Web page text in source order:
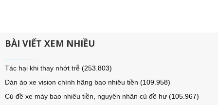
BÀI VIẾT XEM NHIỀU
Tác hại khi thay nhớt trễ (253.803)
Dàn áo xe vision chính hãng bao nhiêu tiền (109.958)
Củ đề xe máy bao nhiêu tiền, nguyên nhân củ đề hư (105.967)